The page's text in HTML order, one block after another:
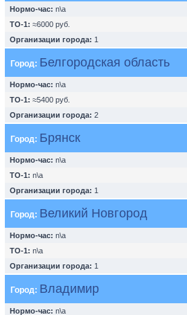
Нормо-час: n\a
ТО-1: ≈6000 руб.
Организации города: 1
Город: Белгородская область
Нормо-час: n\a
ТО-1: ≈5400 руб.
Организации города: 2
Город: Брянск
Нормо-час: n\a
ТО-1: n\a
Организации города: 1
Город: Великий Новгород
Нормо-час: n\a
ТО-1: n\a
Организации города: 1
Город: Владимир
Нормо-час: n\a